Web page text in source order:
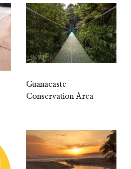
Guanacaste
Conservation Area